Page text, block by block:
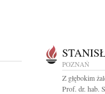
POZNAŃ
Z głębokim
Prof. dr. hab.